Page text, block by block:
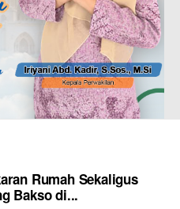
Rumah Sekaligus
Bakso di...